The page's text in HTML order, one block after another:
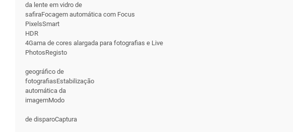
da lente em vidro de
safiraFocagem automática com Focus
PixelsSmart
HDR
4Gama de cores alargada para fotografias e Live
PhotosRegisto
geográfico de
fotografiasEstabilização
automática da
imagemModo
de disparoCaptura